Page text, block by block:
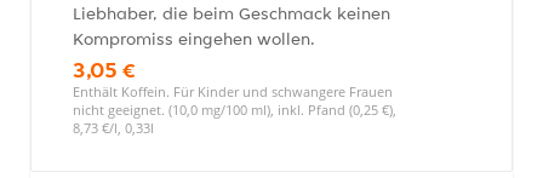
Liebhaber, die beim Geschmack keinen
Kompromiss eingehen wollen.
3,05 €
Enthält Koffein. Für Kinder und schwangere Frauen
nicht geeignet. (10,0 mg/100 ml), inkl. Pfand (0,25 €),
8,73 €/l, 0,33l